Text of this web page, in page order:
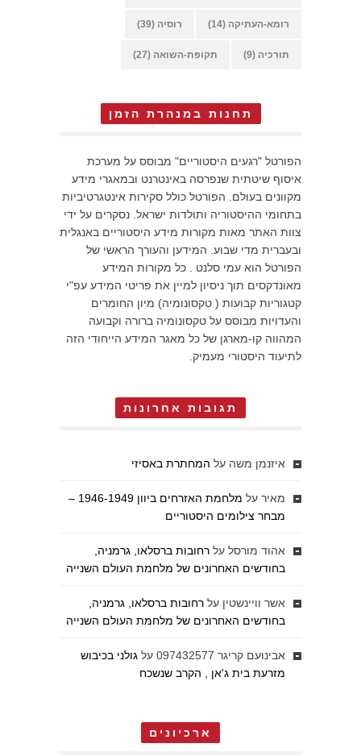
רומא-העתיקה (14) רוסיה (39)
תורכיה (9) תקופת-השואה (27)
תחנות במנהרת הזמן
הפורטל "רגעים היסטוריים" מבוסס על מערכת
איסוף שיטתית שנפרסה באינטרנט ובמאגרי מידע
מקוונים בעולם. הפורטל כולל סקירות אינטגרטיביות
בתחומי ההיסטוריה ותולדות ישראל. נסקרים על ידי
צוות האתר מאות מקורות מידע היסטוריים באנגלית
ובעברית מדי שבוע. המידען והעורך הראשי של
הפורטל הוא עמי סלנט . כל מקורות המידע
מאונדקסים תוך ניסיון למיין את פריטי המידע עפ"י
קטגוריות קבועות ( טקסונומיה) מיון החומרים
והעדויות מבוסס על טקסונומיה ברורה וקבועה
המהווה קו-מארגן של כל מאגר המידע הייחודי הזה
לתיעוד היסטורי מעמיק.
תגובות אחרונות
איזנמן משה על המחתרת באסיזי
מאיר על
מלחמת האזרחים ביוון 1946-1949 –
מבחר צילומים היסטוריים
אהוד מורסל על רחובות ברסלאו, גרמניה,
בחודשים האחרונים של מלחמת העולם השנייה
אשר וויינשטין על רחובות ברסלאו, גרמניה,
בחודשים האחרונים של מלחמת העולם השנייה
אבינועם קריגר 097432577 על גולני בכיבוש
מזרעת בית ג'אן , הקרב שנשכח
ארכיונים